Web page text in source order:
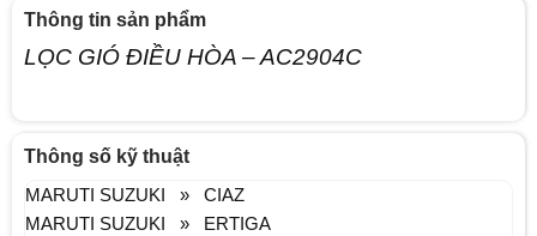
Thông tin sản phẩm
LỌC GIÓ ĐIỀU HÒA – AC2904C
Thông số kỹ thuật
MARUTI SUZUKI » CIAZ
MARUTI SUZUKI » ERTIGA